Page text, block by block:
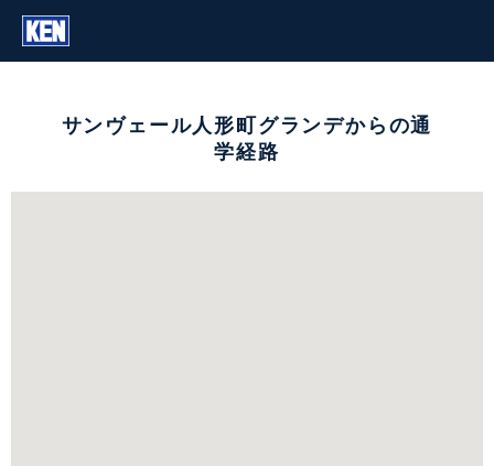
サンヴェール人形町グランデからの通
学経路